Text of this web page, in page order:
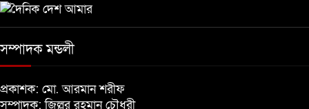
সম্পাদক মন্ডলী
প্রকাশক: মো. আরমান শরীফ
সম্পাদক: জিল্লুর রহমান চৌধুরী